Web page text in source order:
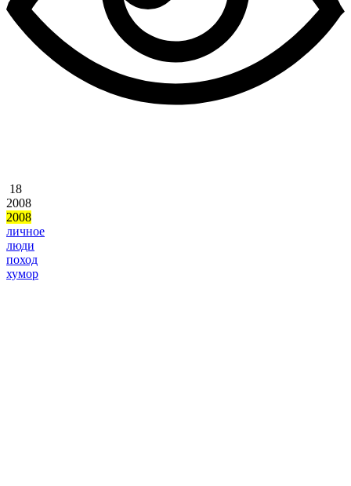
18
2008
2008
личное
люди
поход
хумор